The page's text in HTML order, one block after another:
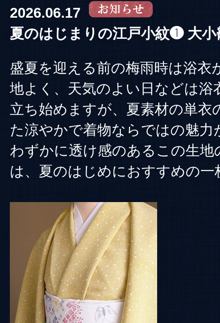
2026.06.17
夏のはじまりの江戸小紋❶ 大小
盛夏を迎える前の梅雨時は浴衣
地よく、天気のよい日などは浴
立ち始めますが、夏素材の単衣
た涼やかで着物ならではの魅力
わずかに透け感のあるこの生地
は、夏のはじめにおすすめの一